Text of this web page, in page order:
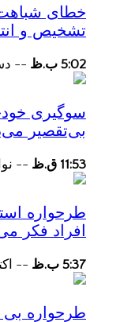
خطای
تشخیص و
5:02 ب.ظ --
سوگیری
بی‌تقصیر
11:53 ق.ظ --
طرحواره
افراد فکر
5:37 ب.ظ --
طرحواره بی